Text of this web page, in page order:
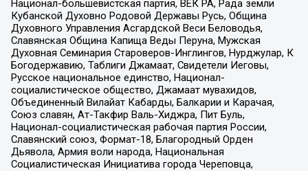
Национал-большевистская партия, ВЕК РА, Рада земли
Кубанской Духовно Родовой Державы Русь, Община
Духовного Управления Асгардской Веси Беловодья,
Славянская Община Капища Веды Перуна, Мужская
Духовная Семинария Староверов-Инглингов, Нурджулар, К
Богодержавию, Таблиги Джамаат, Свидетели Иеговы,
Русское национальное единство, Национал-
социалистическое общество, Джамаат мувахидов,
Объединенный Вилайат Кабарды, Балкарии и Карачая,
Союз славян, Ат-Такфир Валь-Хиджра, Пит Буль,
Национал-социалистическая рабочая партия России,
Славянский союз, Формат-18, Благородный Орден
Дьявола, Армия воли народа, Национальная
Социалистическая Инициатива города Череповца,